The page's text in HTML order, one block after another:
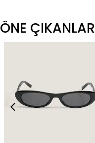
ÖNE ÇIKANLAR